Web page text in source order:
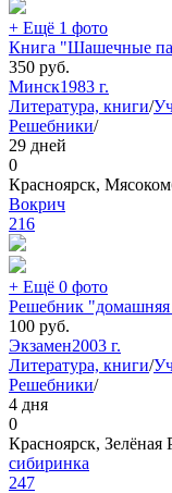
+ Ещё 1 фото
Книга "Шашечные
350 руб.
Минск1983 г.
Литература, книги/
Решебники/
29 дней
0
Красноярск,
Вокрич
216
+ Ещё 0 фото
Решебник "домашняя
100 руб.
Экзамен2003 г.
Литература, книги/
Решебники/
4 дня
0
Красноярск, Зелёная
сибиринка
247